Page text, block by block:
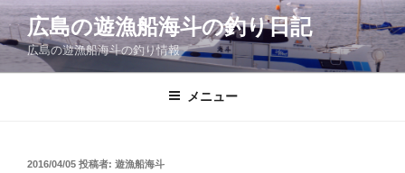
コ
ン
ン
広島の遊漁船海斗の釣り日記
広島の遊漁船海斗の釣り情報
メニュー
投
2016/04/05 投稿者: 遊漁船海斗